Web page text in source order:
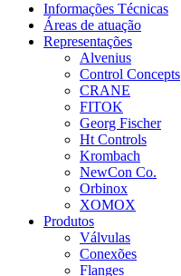
Informações Técnicas
Áreas de atuação
Representações
Alvenius
Control Concepts
CRANE
FITOK
Georg Fischer
Ht Controls
Krombach
NewCon Co.
Orbinox
XOMOX
Produtos
Válvulas
Conexões
Flanges